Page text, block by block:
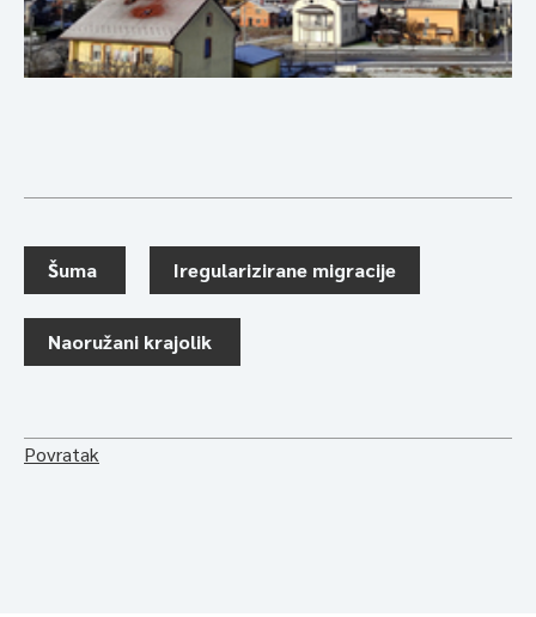
Šuma Iregularizirane migracije
Naoružani krajolik
Povratak